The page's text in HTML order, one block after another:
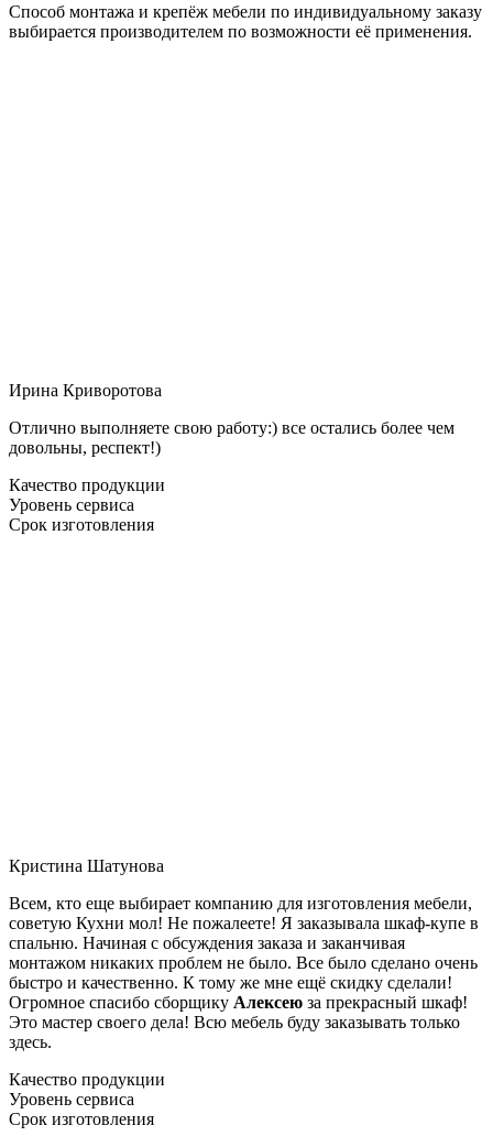
Способ монтажа и крепёж мебели по индивидуальному заказу
выбирается производителем по возможности её применения.
Ирина Криворотова
Отлично выполняете свою работу:) все остались более чем
довольны, респект!)
Качество продукции
Уровень сервиса
Срок изготовления
Кристина Шатунова
Всем, кто еще выбирает компанию для изготовления мебели,
советую Кухни мол! Не пожалеете! Я заказывала шкаф-купе в
спальню. Начиная с обсуждения заказа и заканчивая
монтажом никаких проблем не было. Все было сделано очень
быстро и качественно. К тому же мне ещё скидку сделали!
Огромное спасибо сборщику Алексею за прекрасный шкаф!
Это мастер своего дела! Всю мебель буду заказывать только
здесь.
Качество продукции
Уровень сервиса
Срок изготовления